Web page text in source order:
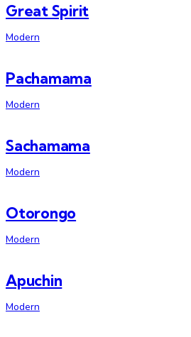
Great Spirit
Modern
Pachamama
Modern
Sachamama
Modern
Otorongo
Modern
Apuchin
Modern